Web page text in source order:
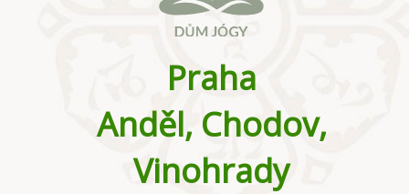
Praha
Anděl, Chodov,
Vinohrady